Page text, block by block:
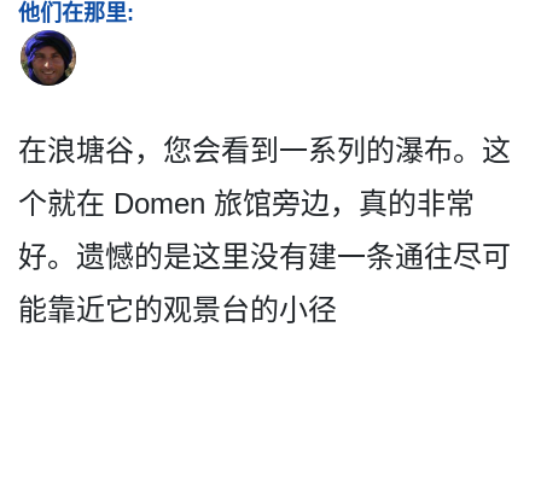
他们在那里:
在浪塘谷，您会看到一系列的­瀑布。这
个就在 Domen 旅馆旁边，真的非常
好。遗憾­的是这里没有建一条通往尽可
能靠近它的观景台的小径